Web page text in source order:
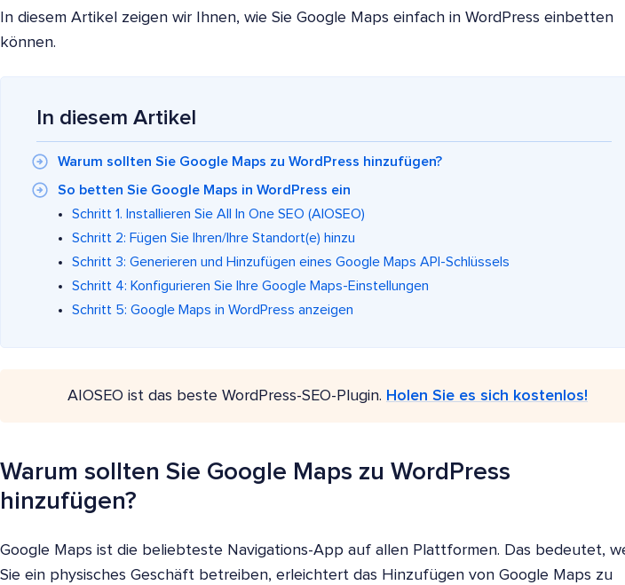
In diesem Artikel zeigen wir Ihnen, wie Sie Google Maps einfach in WordPress einbetten
können.
In diesem Artikel
Warum sollten Sie Google Maps zu WordPress hinzufügen?
So betten Sie Google Maps in WordPress ein
Schritt 1. Installieren Sie All In One SEO (AIOSEO)
Schritt 2: Fügen Sie Ihren/Ihre Standort(e) hinzu
Schritt 3: Generieren und Hinzufügen eines Google Maps API-Schlüssels
Schritt 4: Konfigurieren Sie Ihre Google Maps-Einstellungen
Schritt 5: Google Maps in WordPress anzeigen
AIOSEO ist das beste WordPress-SEO-Plugin. Holen Sie es sich kostenlos!
Warum sollten Sie Google Maps zu WordPress
hinzufügen?
Google Maps ist die beliebteste Navigations-App auf allen Plattformen. Das bedeutet,
Sie ein physisches Geschäft betreiben, erleichtert das Hinzufügen von Google Maps zu